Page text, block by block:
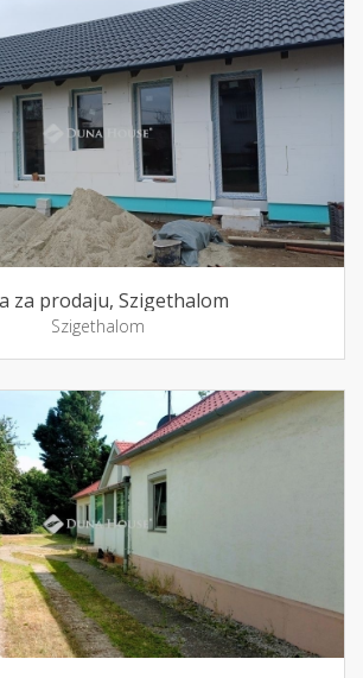
za prodaju, Szigethalom
Szigethalom